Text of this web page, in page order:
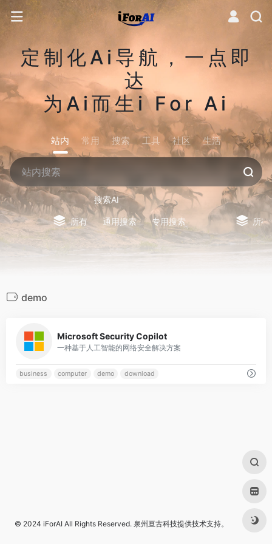
定制化Ai导航，一点即
达
为Ai而生i For Ai
站内 常用 搜索 工具 社区 生活
搜索AI
所有 通用搜索 专用搜索 所有
demo
Microsoft Security Copilot
一种基于人工智能的网络安全解决方案
business computer demo download
© 2024 iForAI All Rights Reserved. 泉州亘古科技提供技术支持。